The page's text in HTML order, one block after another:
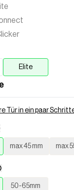
Elite
Tür in ein paar
max 45 mm max
50-65mm